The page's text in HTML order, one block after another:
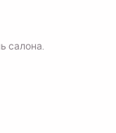
салона.